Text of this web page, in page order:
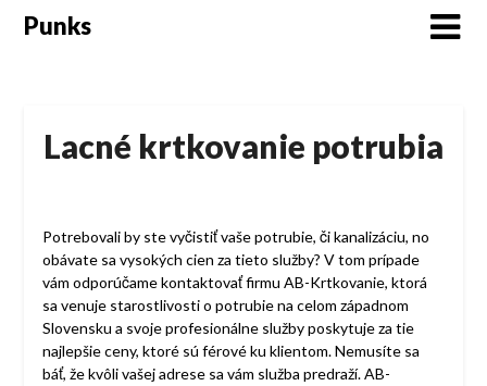
SkipPunks
Lacné krtkovanie potrubia
Potrebovali by ste vyčistiť vaše potrubie, či kanalizáciu, no
obávate sa vysokých cien za tieto služby? V tom prípade
vám odporúčame kontaktovať firmu AB-Krtkovanie, ktorá
sa venuje starostlivosti o potrubie na celom západnom
Slovensku a svoje profesionálne služby poskytuje za tie
najlepšie ceny, ktoré sú férové ku klientom. Nemusíte sa
báť, že kvôli vašej adrese sa vám služba predraží. AB-